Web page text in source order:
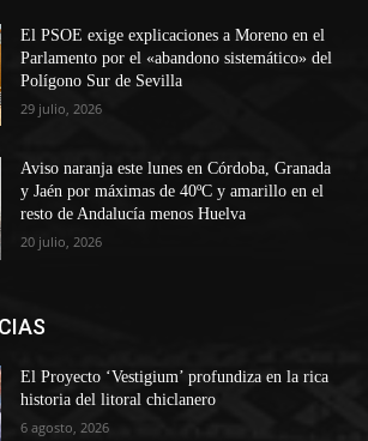
El PSOE exige explicaciones a Moreno en el
Parlamento por el «abandono sistemático» del
Polígono Sur de Sevilla
29 julio, 2026
Aviso naranja este lunes en Córdoba, Granada
y Jaén por máximas de 40ºC y amarillo en el
resto de Andalucía menos Huelva
20 julio, 2026
El Proyecto ‘Vestigium’ profundiza en la rica
historia del litoral chiclanero
6 agosto, 2026